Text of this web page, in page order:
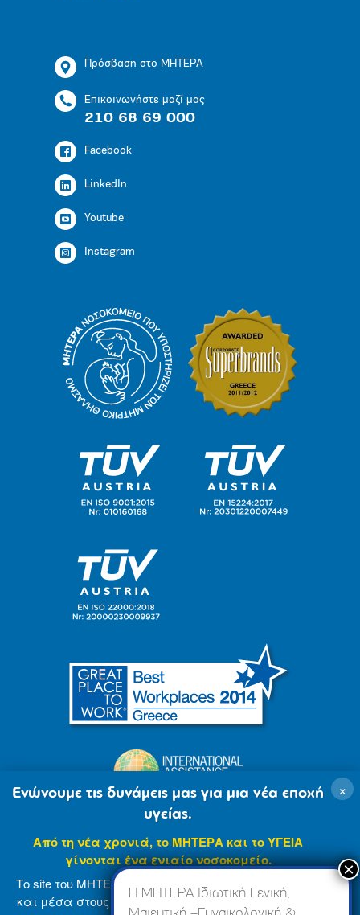
Πρόσβαση στο ΜΗΤΕΡΑ
Επικοινωνήστε μαζί μας
210 68 69 000
Facebook
LinkedIn
Youtube
Instagram
Η ΜΗΤΕΡΑ Ιδιωτική Γενική,
×
Ενώνουμε τις δυνάμεις μας για μια νέα εποχή
υγείας.
Από τη νέα χρονιά, το ΜΗΤΕΡΑ και το ΥΓΕΙΑ
γίνονται ένα ενιαίο νοσοκομείο.
Το site του ΜΗΤΕΡΑ βρίσκεται σε φάση ανανέωσης
και μέσα στους επόμενους μήνες θα ενσωματωθεί